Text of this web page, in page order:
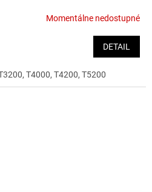
Momentálne nedostupné
DETAIL
T4000, T4200, T5200